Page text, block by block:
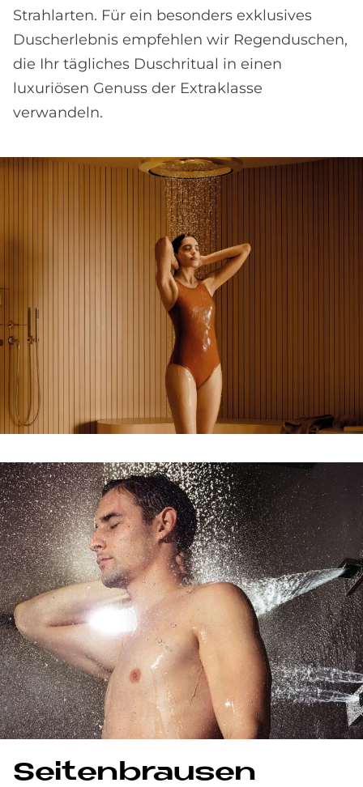
Strahl­arten. Für ein besonders ex­klusives
Dusch­erlebnis empfehlen wir Regen­duschen,
die Ihr tägliches Dusch­ritual in einen
luxuriösen Ge­nuss der Extra­klasse
verwandeln.
Sei­ten­brau­sen